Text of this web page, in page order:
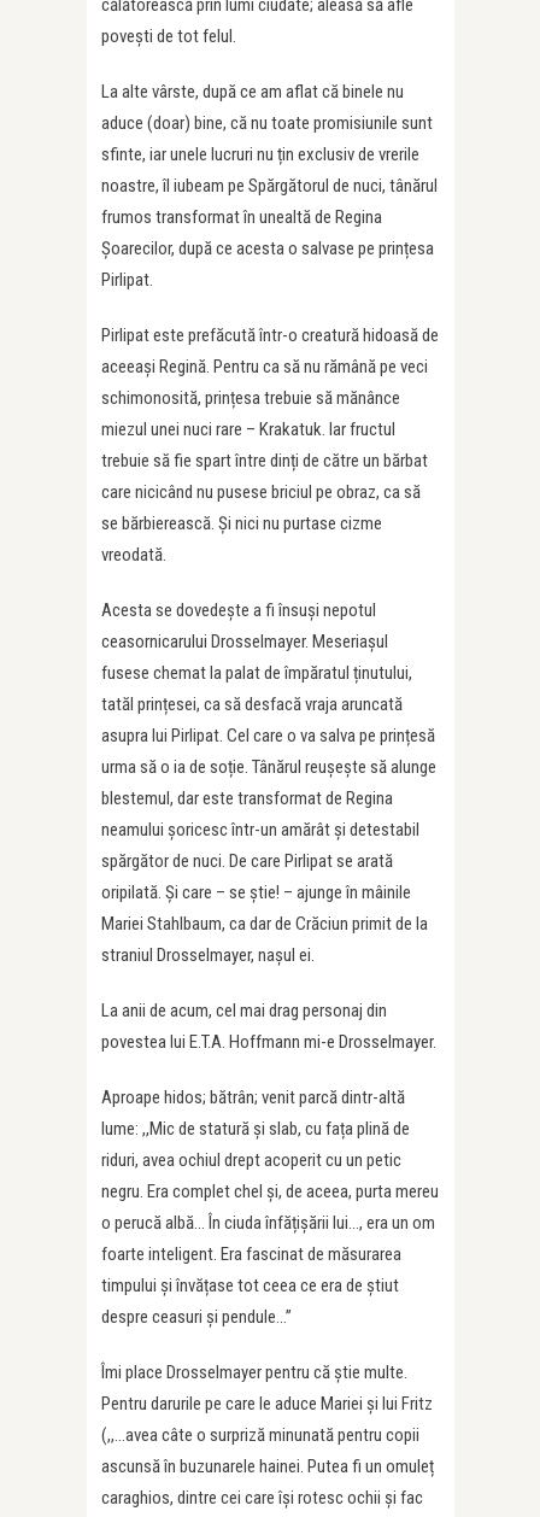
călătorească prin lumi ciudate; aleasă să afle
povești de tot felul.
La alte vârste, după ce am aflat că binele nu
aduce (doar) bine, că nu toate promisiunile sunt
sfinte, iar unele lucruri nu țin exclusiv de vrerile
noastre, îl iubeam pe Spărgătorul de nuci, tânărul
frumos transformat în unealtă de Regina
Șoarecilor, după ce acesta o salvase pe prințesa
Pirlipat.
Pirlipat este prefăcută într-o creatură hidoasă de
aceeași Regină. Pentru ca să nu rămână pe veci
schimonosită, prințesa trebuie să mănânce
miezul unei nuci rare – Krakatuk. Iar fructul
trebuie să fie spart între dinți de către un bărbat
care nicicând nu pusese briciul pe obraz, ca să
se bărbierească. Și nici nu purtase cizme
vreodată.
Acesta se dovedește a fi însuși nepotul
ceasornicarului Drosselmayer. Meseriașul
fusese chemat la palat de împăratul ținutului,
tatăl prințesei, ca să desfacă vraja aruncată
asupra lui Pirlipat. Cel care o va salva pe prințesă
urma să o ia de soție. Tânărul reușește să alunge
blestemul, dar este transformat de Regina
neamului șoricesc într-un amărât și detestabil
spărgător de nuci. De care Pirlipat se arată
oripilată. Și care – se știe! – ajunge în mâinile
Mariei Stahlbaum, ca dar de Crăciun primit de la
straniul Drosselmayer, nașul ei.
La anii de acum, cel mai drag personaj din
povestea lui E.T.A. Hoffmann mi-e Drosselmayer.
Aproape hidos; bătrân; venit parcă dintr-altă
lume: ,,Mic de statură și slab, cu fața plină de
riduri, avea ochiul drept acoperit cu un petic
negru. Era complet chel și, de aceea, purta mereu
o perucă albă… În ciuda înfățișării lui…, era un om
foarte inteligent. Era fascinat de măsurarea
timpului și învățase tot ceea ce era de știut
despre ceasuri și pendule…”
Îmi place Drosselmayer pentru că știe multe.
Pentru darurile pe care le aduce Mariei și lui Fritz
(,,…avea câte o surpriză minunată pentru copii
ascunsă în buzunarele hainei. Putea fi un omuleț
caraghios, dintre cei care își rotesc ochii și fac